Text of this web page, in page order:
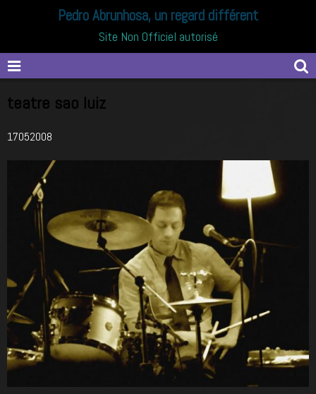
Pedro Abrunhosa, un regard différent
Site Non Officiel autorisé
teatre sao luiz
17052008